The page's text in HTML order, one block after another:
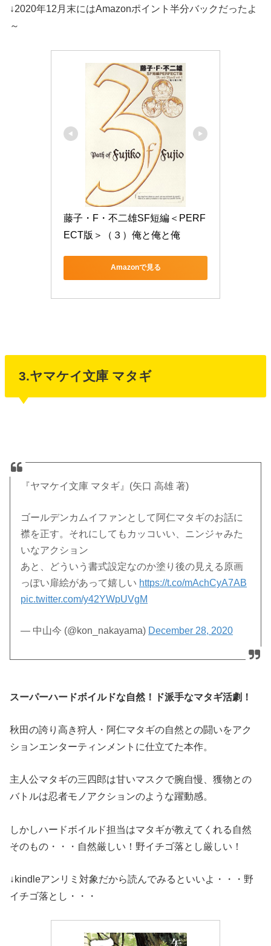
↓2020年12月末にはAmazonポイント半分バックだったよ
～
藤子・F・不二雄SF短編＜PERF
ECT版＞（３）俺と俺と俺
Amazonで見る
3.ヤマケイ文庫 マタギ
『ヤマケイ文庫 マタギ』(矢口 高雄 著)
ゴールデンカムイファンとして阿仁マタギのお話に
襟を正す。それにしてもカッコいい、ニンジャみた
いなアクション
あと、どういう書式設定なのか塗り後の見える原画
っぽい扉絵があって嬉しい https://t.co/mAchCyA7AB
pic.twitter.com/y42YWpUVgM
— 中山今 (@kon_nakayama) December 28, 2020
スーパーハードボイルドな自然！ド派手なマタギ活劇！
秋田の誇り高き狩人・阿仁マタギの自然との闘いをアク
ションエンターティンメントに仕立てた本作。
主人公マタギの三四郎は甘いマスクで腕自慢、獲物との
バトルは忍者モノアクションのような躍動感。
しかしハードボイルド担当はマタギが教えてくれる自然
そのもの・・・自然厳しい！野イチゴ落とし厳しい！
↓kindleアンリミ対象だから読んでみるといいよ・・・野
イチゴ落とし・・・